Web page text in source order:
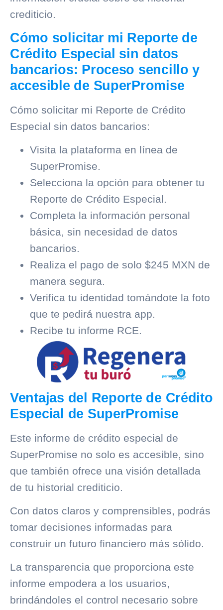
crediticio.
Cómo solicitar mi Reporte de
Crédito Especial sin datos
bancarios: Proceso sencillo y
accesible de SuperPromise
Cómo solicitar mi Reporte de Crédito
Especial sin datos bancarios:
Visita la plataforma en línea de
SuperPromise.
Selecciona la opción para obtener tu
Reporte de Crédito Especial.
Completa la información personal
básica, sin necesidad de datos
bancarios.
Realiza el pago de solo $245 MXN de
manera segura.
Verifica tu identidad tomándote la foto
que te pedirá nuestra app.
Recibe tu informe RCE.
Ventajas del Reporte de Crédito
Especial de SuperPromise
Este informe de crédito especial de
SuperPromise no solo es accesible, sino
que también ofrece una visión detallada
de tu historial crediticio.
Con datos claros y comprensibles, podrás
tomar decisiones informadas para
construir un futuro financiero más sólido.
La transparencia que proporciona este
informe empodera a los usuarios,
brindándoles el control necesario sobre